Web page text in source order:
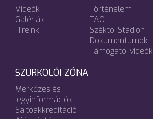
Videók
Galériák
Híreink
Történelem
TAO
Széktói Stadion
Dokumentumok
Támogatói videók
SZURKOLÓI ZÓNA
Mérkőzés és
jegyinformációk
Sajtóakkreditáció